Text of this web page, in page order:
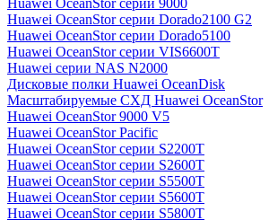
Huawei OceanStor серии 9000
Huawei OceanStor серии Dorado2100 G2
Huawei OceanStor серии Dorado5100
Huawei OceanStor серии VIS6600T
Huawei серии NAS N2000
Дисковые полки Huawei OceanDisk
Масштабируемые СХД Huawei OceanStor
Huawei OceanStor 9000 V5
Huawei OceanStor Pacific
Huawei OceanStor серии S2200T
Huawei OceanStor серии S2600T
Huawei OceanStor серии S5500T
Huawei OceanStor серии S5600T
Huawei OceanStor серии S5800T